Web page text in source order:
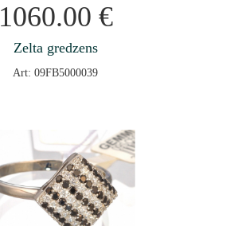
1060.00 €
Zelta gredzens
Art: 09FB5000039